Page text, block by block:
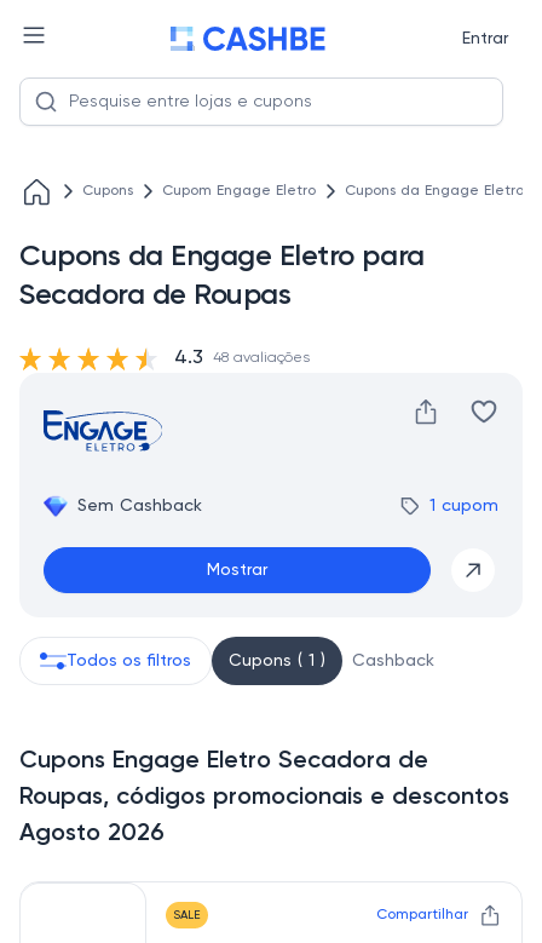
Entrar
Cupons Cupom Engage Eletro Cupons da Engage Eletro
Cupons da Engage Eletro para
Secadora de Roupas
Sem Cashback 1 cupom
Mostrar
4.3 48 avaliações
Todos os filtros Cupons ( 1 ) Cashback
Cupons Engage Eletro Secadora de
Roupas, códigos promocionais e descontos
Agosto 2026
SALE Compartilhar